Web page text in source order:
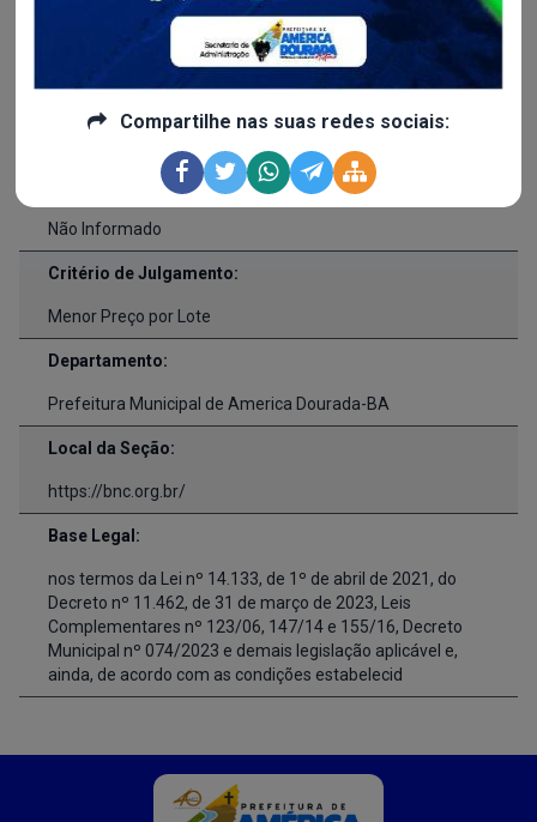
Compartilhe nas suas redes sociais:
Processo Administrtivo:
019/2026
Forma de Fornecimento:
Não Informado
Critério de Julgamento:
Menor Preço por Lote
Departamento:
Prefeitura Municipal de America Dourada-BA
Local da Seção:
https://bnc.org.br/
Base Legal:
nos termos da Lei nº 14.133, de 1º de abril de 2021, do
Decreto nº 11.462, de 31 de março de 2023, Leis
Complementares nº 123/06, 147/14 e 155/16, Decreto
Municipal nº 074/2023 e demais legislação aplicável e,
ainda, de acordo com as condições estabelecid